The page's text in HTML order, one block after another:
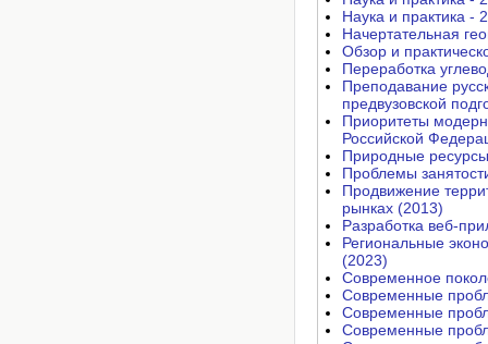
Наука и практика -
Начертательная
Обзор и
Переработка
Преподавание
предвузовской
Приоритеты
Российской
Природные
Проблемы
Продвижение
рынках (2013)
Разработка веб-
Региональные
(2023)
Современное
Современные
Современные
Современные